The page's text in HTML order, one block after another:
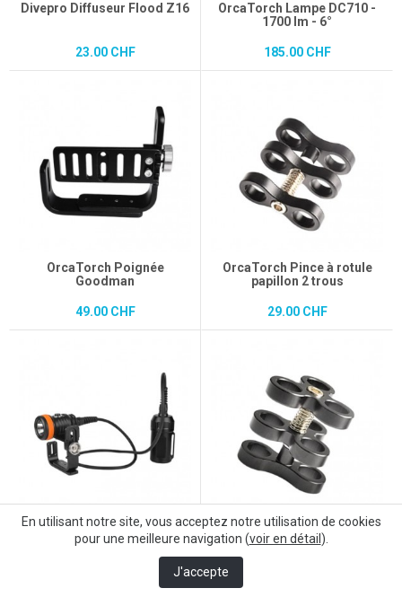
Divepro Diffuseur Flood Z16
23.00 CHF
OrcaTorch Lampe DC710 -
1700 lm - 6°
185.00 CHF
OrcaTorch Poignée
Goodman
49.00 CHF
OrcaTorch Pince à rotule
papillon 2 trous
29.00 CHF
OrcaTorch Lampe D620 V2.0
- 2700 lm - 14°
OrcaTorch Pince à rotule
papillon 3 trous
En utilisant notre site, vous acceptez notre utilisation de cookies
pour une meilleure navigation (voir en détail ).
J'accepte
“Très bien”